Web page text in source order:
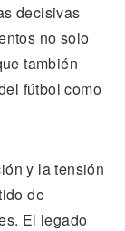
decisivas
no solo
también
fútbol como
y la tensión
de
El legado